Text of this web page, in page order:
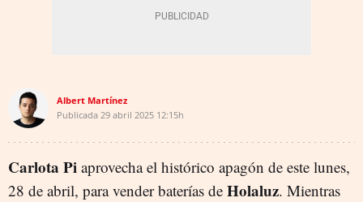
Albert Martínez
Publicada 29 abril 2025 12:15h
Carlota Pi aprovecha el histórico apagón de este lunes,
28 de abril, para vender baterías de Holaluz. Mientras